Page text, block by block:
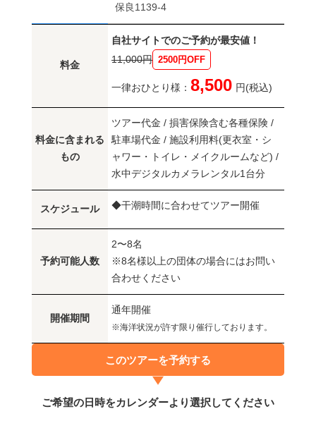
保良1139-4
料金
自社サイトでのご予約が最安値！
11,000円 2500円OFF
一律おひとり様： 8,500 円(税込)
料金に含まれる
もの
ツアー代金 / 損害保険含む各種保険 /
駐車場代金 / 施設利用料(更衣室・シ
ャワー・トイレ・メイクルームなど) /
水中デジタルカメラレンタル1台分
スケジュール ◆干潮時間に合わせてツアー開催
予約可能人数
2〜8名
※8名様以上の団体の場合にはお問い
合わせください
開催期間
通年開催
※海洋状況が許す限り催行しております。
このツアーを予約する
ご希望の日時をカレンダーより選択してください